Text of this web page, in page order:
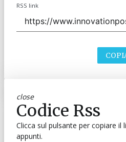
RSS link
close
Codice Rss
Clicca sul pulsante per copiare il
appunti.